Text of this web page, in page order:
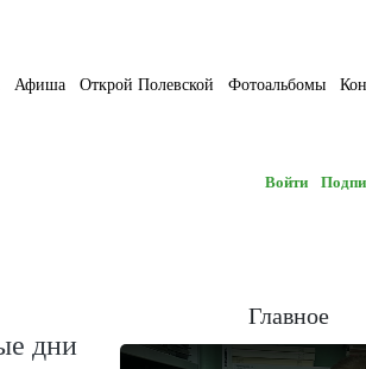
Афиша Открой Полевской Фотоальбомы
Войти
дни
Главное